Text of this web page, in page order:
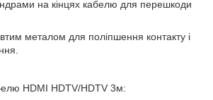
на кінцях кабелю для перешкоди
металом для поліпшення контакту і
HDMI HDTV/HDTV 3м: